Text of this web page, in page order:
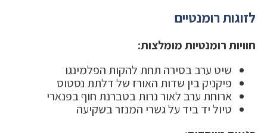
לזוגות רומנטיים
חוויות רומנטיות מומלצות:
שיט ערב בסירה תחת להקות הפלמינגו
פיקניק בין שדות האורז של דלתת נסטוס
ארוחת ערב לאור נרות בטברנת חוף בפנארי
טיול יד ביד על גשרי המנזר בשקיעה